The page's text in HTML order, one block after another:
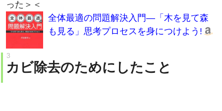
も見る」思考プロセスを身につけよう!
カビ除去のためにしたこと